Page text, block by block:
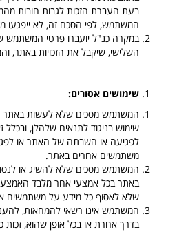
בעת העברת הזכות לגבות חובות
המשתמש, לפי הסכם זה, לא
במקרה כנ"ל יועברו פרטי המשתמש
השלישי, שיקבל את הזכויות באתר,
שימושים אסורים:
המשתמש מסכים שלא לעשות באתר כל
שימוש בניגוד לתנאים שלהלן,
לפגיעה או השבתה של האתר או
משתמשים אחרים באתר.
המשתמש מסכים שלא להשיג או
באתר בכל אמצעי אחר מלבד
שלא לאסוף כל מידע על משתמשים
המשתמש אינו רשאי להמחאות,
בדרך אחרת או בכל אופן שהוא, זכות